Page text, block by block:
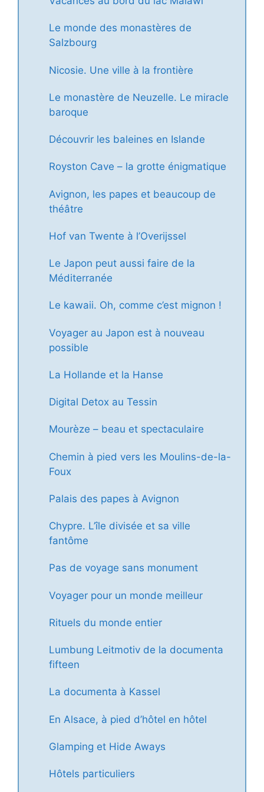
Le monde des monastères de
Salzbourg
Nicosie. Une ville à la frontière
Le monastère de Neuzelle. Le miracle
baroque
Découvrir les baleines en Islande
Royston Cave – la grotte énigmatique
Avignon, les papes et beaucoup de
théâtre
Hof van Twente à l’Overijssel
Le Japon peut aussi faire de la
Méditerranée
Le kawaii. Oh, comme c’est mignon !
Voyager au Japon est à nouveau
possible
La Hollande et la Hanse
Digital Detox au Tessin
Mourèze – beau et spectaculaire
Chemin à pied vers les Moulins-de-la-
Foux
Palais des papes à Avignon
Chypre. L’île divisée et sa ville
fantôme
Pas de voyage sans monument
Voyager pour un monde meilleur
Rituels du monde entier
Lumbung Leitmotiv de la documenta
fifteen
La documenta à Kassel
En Alsace, à pied d’hôtel en hôtel
Glamping et Hide Aways
Hôtels particuliers